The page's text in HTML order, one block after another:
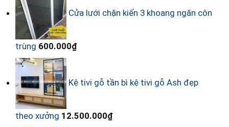
Cửa lưới chặn kiến 3 khoang ngăn côn
trùng 600.000₫
Kệ tivi gỗ tần bì kệ tivi gỗ Ash đẹp
theo xưởng 12.500.000₫